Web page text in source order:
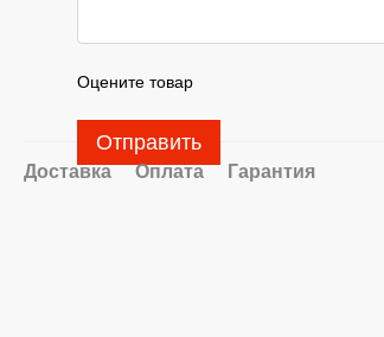
Оцените товар
Отправить
Доставка Оплата Гарантия